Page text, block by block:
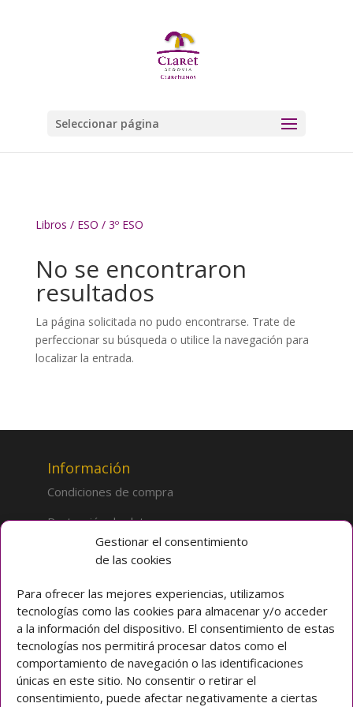
Gestionar el consentimiento
de las cookies
Para ofrecer las mejores experiencias, utilizamos
tecnologías como las cookies para almacenar y/o acceder
a la información del dispositivo. El consentimiento de estas
tecnologías nos permitirá procesar datos como el
comportamiento de navegación o las identificaciones
únicas en este sitio. No consentir o retirar el
consentimiento, puede afectar negativamente a ciertas
Seleccionar página
Libros /ESO / 3º ESO
No se encontraron
resultados
La página solicitada no pudo encontrarse. Trate de
perfeccionar su búsqueda o utilice la navegación para
localizar la entrada.
Información
Condiciones de compra
Protección de datos
Sobre la tienda
Inicio
Mi cuenta
Preguntas frecuentes
Colegio CLARET